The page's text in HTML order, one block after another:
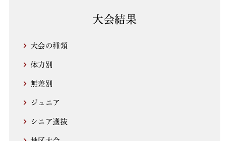
大会結果
大会の種類
体力別
無差別
ジュニア
シニア選抜